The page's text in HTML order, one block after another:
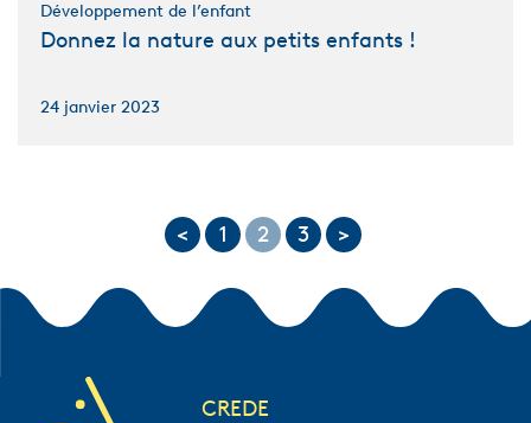
Développement de l’enfant
Donnez la nature aux petits enfants !
24 janvier 2023
< 1 2 3 >
CREDE